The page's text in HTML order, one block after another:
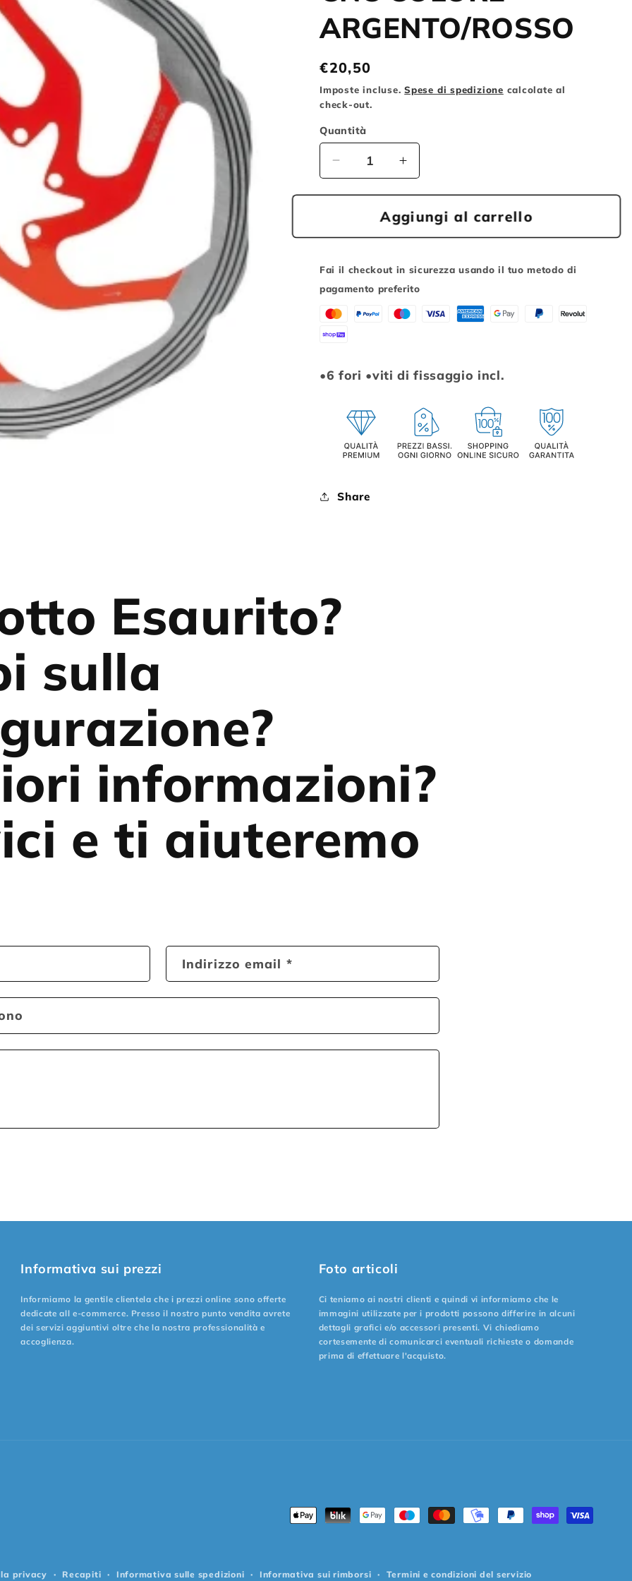
o
g
r
a
f
i
c
ARGENTO/ROSSO
Prezzo
di
listino
€20,50
Imposte incluse.Spese di spedizione calcolate al
check-out.
Quantità
Diminuisci
quantità
per
BR-
Ø
160MM
CNC
Aumenta
quantità
per
XLC
BR-
Ø
160MM
Aggiungi al carrello
Fai il checkout in sicurezza usando il tuo metodo di
pagamento preferito
•6 fori •viti di fissaggio incl.
Share
Esaurito?
sulla
informazioni?
e ti aiuteremo
Indirizzo email *
Informativa sui prezzi
Informiamo la gentile clientela che i prezzi online sono offerte
dedicate all e-commerce. Presso il nostro punto vendita avrete
dei servizi aggiuntivi oltre che la nostra professionalità e
accoglienza.
Foto articoli
Ci teniamo ai nostri clienti e quindi vi informiamo che le
immagini utilizzate per i prodotti possono differire in alcuni
dettagli grafici e/o accessori presenti. Vi chiediamo
cortesemente di comunicarci eventuali richieste o domande
prima di effettuare l'acquisto.
Metodi
privacy Recapiti Informativa sulle spedizioni Informativa sui rimborsi Termini e condizioni del servizio